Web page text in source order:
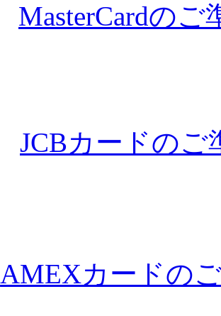
MasterCardのご
JCBカードのご
AMEXカードの